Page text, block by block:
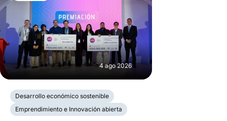
4 ago 2026
Desarrollo económico sostenible
Emprendimiento e Innovación abierta